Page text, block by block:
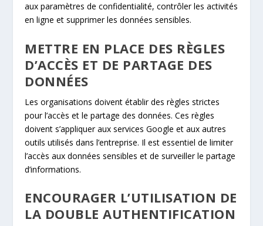
aux paramètres de confidentialité, contrôler les activités
en ligne et supprimer les données sensibles.
METTRE EN PLACE DES RÈGLES
D’ACCÈS ET DE PARTAGE DES
DONNÉES
Les organisations doivent établir des règles strictes
pour l’accès et le partage des données. Ces règles
doivent s’appliquer aux services Google et aux autres
outils utilisés dans l’entreprise. Il est essentiel de limiter
l’accès aux données sensibles et de surveiller le partage
d’informations.
ENCOURAGER L’UTILISATION DE
LA DOUBLE AUTHENTIFICATION